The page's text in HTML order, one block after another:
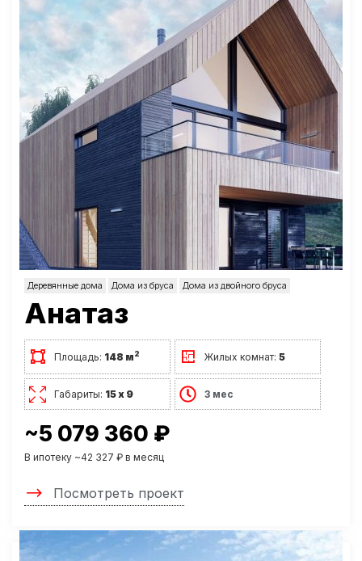
Деревянные дома Дома из бруса Дома из двойного бруса
Анатаз
Площадь: 148 м2 Жилых комнат:5
Габариты: 15 х 9 3 мес
~5 079 360 ₽
В ипотеку ~42 327 ₽ в месяц
Посмотреть проект